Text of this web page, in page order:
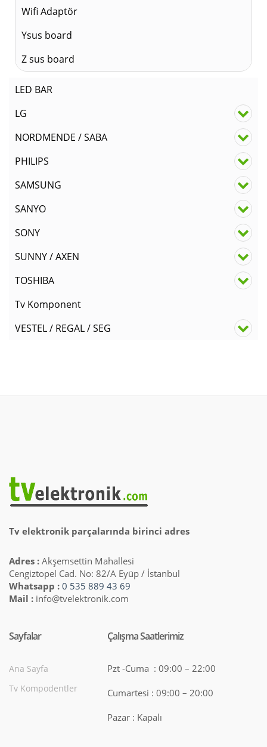
Wifi Adaptör
Ysus board
Z sus board
LED BAR
LG
NORDMENDE / SABA
PHILIPS
SAMSUNG
SANYO
SONY
SUNNY / AXEN
TOSHIBA
Tv Komponent
VESTEL / REGAL / SEG
Tv elektronik parçalarında birinci adres
Adres : Akşemsettin Mahallesi
Cengiztopel Cad. No: 82/A Eyüp / İstanbul
Whatsapp : 0 535 889 43 69
Mail : info@tvelektronik.com
Sayfalar
Ana Sayfa
Tv Kompodentler
Çalışma Saatlerimiz
Pzt -Cuma : 09:00 – 22:00
Cumartesi : 09:00 – 20:00
Pazar : Kapalı